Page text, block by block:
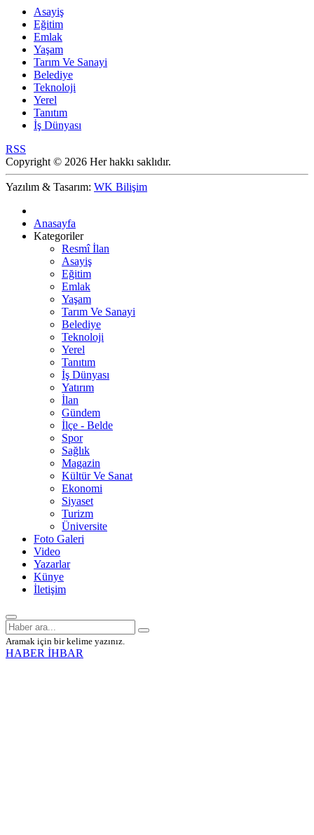
Asayiş
Eğitim
Emlak
Yaşam
Tarım Ve Sanayi
Belediye
Teknoloji
Yerel
Tanıtım
İş Dünyası
RSS
Copyright © 2026 Her hakkı saklıdır.
Yazılım & Tasarım: WK Bilişim
Anasayfa
Kategoriler
Resmî İlan
Asayiş
Eğitim
Emlak
Yaşam
Tarım Ve Sanayi
Belediye
Teknoloji
Yerel
Tanıtım
İş Dünyası
Yatırım
İlan
Gündem
İlçe - Belde
Spor
Sağlık
Magazin
Kültür Ve Sanat
Ekonomi
Siyaset
Turizm
Üniversite
Foto Galeri
Video
Yazarlar
Künye
İletişim
Aramak için bir kelime yazınız.
HABER İHBAR